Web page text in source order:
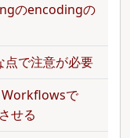
のencodingの
で注意が必要
で
せる